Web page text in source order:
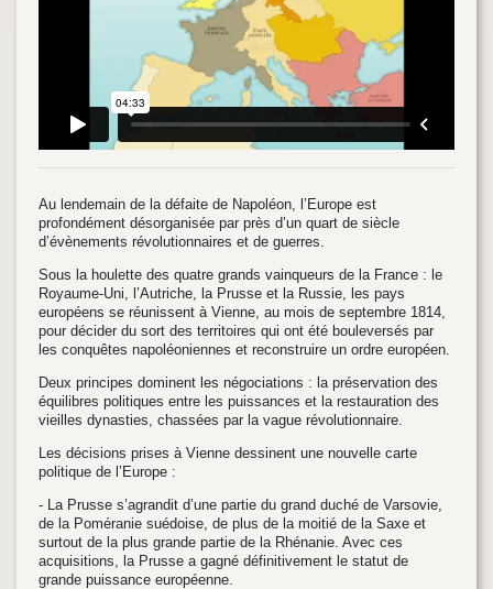
Au lendemain de la défaite de Napoléon, l’Europe est
profondément désorganisée par près d’un quart de siècle
d’évènements révolutionnaires et de guerres.
Sous la houlette des quatre grands vainqueurs de la France : le
Royaume-Uni, l’Autriche, la Prusse et la Russie, les pays
européens se réunissent à Vienne, au mois de septembre 1814,
pour décider du sort des territoires qui ont été bouleversés par
les conquêtes napoléoniennes et reconstruire un ordre européen.
Deux principes dominent les négociations : la préservation des
équilibres politiques entre les puissances et la restauration des
vieilles dynasties, chassées par la vague révolutionnaire.
Les décisions prises à Vienne dessinent une nouvelle carte
politique de l’Europe :
- La Prusse s’agrandit d’une partie du grand duché de Varsovie,
de la Poméranie suédoise, de plus de la moitié de la Saxe et
surtout de la plus grande partie de la Rhénanie. Avec ces
acquisitions, la Prusse a gagné définitivement le statut de
grande puissance européenne.